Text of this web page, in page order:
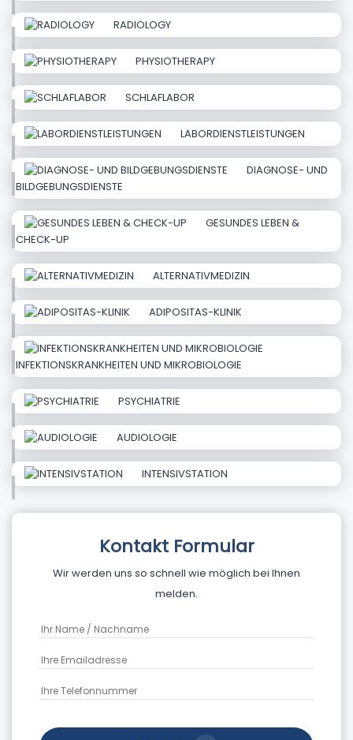
RADIOLOGY
PHYSIOTHERAPY
SCHLAFLABOR
LABORDIENSTLEISTUNGEN
DIAGNOSE- UND
BILDGEBUNGSDIENSTE
GESUNDES LEBEN &
CHECK-UP
ALTERNATIVMEDIZIN
ADIPOSITAS-KLINIK
INFEKTIONSKRANKHEITEN UND MIKROBIOLOGIE
PSYCHIATRIE
AUDIOLOGIE
INTENSIVSTATION
Kontakt Formular
Wir werden uns so schnell wie möglich bei Ihnen
melden.